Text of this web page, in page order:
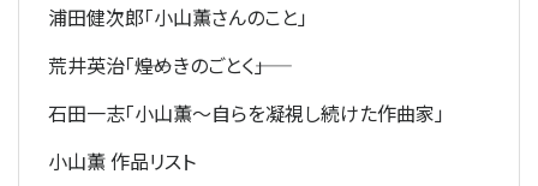
浦田健次郎「小山薫さんのこと」
荒井英治「――煌めきのごとく――」
石田一志「小山薫～自らを凝視し続けた作曲家」
小山薫 作品リスト